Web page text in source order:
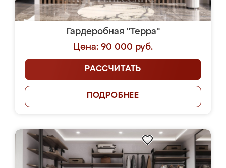
Гардеробная "Терра"
Цена: 90 000 руб.
РАССЧИТАТЬ
ПОДРОБНЕЕ